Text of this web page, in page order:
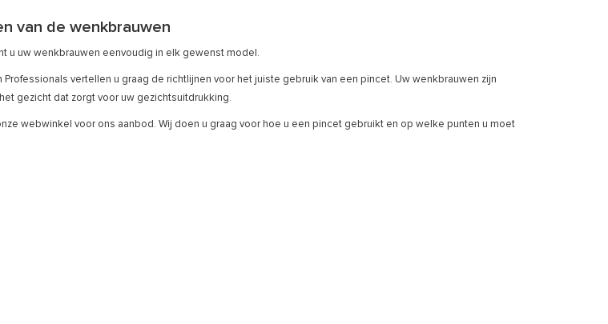
van de wenkbrauwen
u uw wenkbrauwen eenvoudig in elk gewenst model.
vertellen u graag de richtlijnen voor het juiste gebruik van een pincet. Uw wenkbrauwen zijn
gezicht dat zorgt voor uw gezichtsuitdrukking.
webwinkel voor ons aanbod. Wij doen u graag voor hoe u een pincet gebruikt en op welke punten u moet